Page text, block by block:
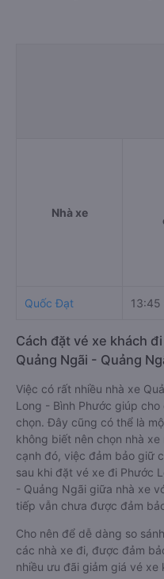
Nhà xe
Quốc Đạt 13:45
Cách đặt vé xe khách
Quảng Ngãi - Quảng
Việc có rất nhiều nhà xe
Long - Bình Phước giúp
chọn. Đây cũng có thể là
không biết nên chọn nhà xe
cạnh đó, việc đảm bảo giữ
sau khi đặt vé xe đi Phước
- Quảng Ngãi giữa nhà xe
tiếp vẫn chưa được đảm
Cho nên để dễ dàng so
các nhà xe đi, được đảm
nhiều ưu đãi giảm giá vé